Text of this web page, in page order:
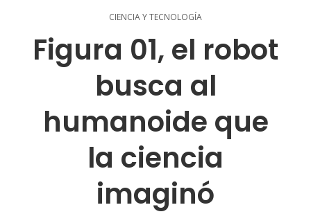
CIENCIA Y TECNOLOGÍA
Figura 01, el robot
busca al
humanoide que
la ciencia
imaginó